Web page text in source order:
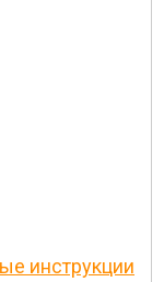
инструкции